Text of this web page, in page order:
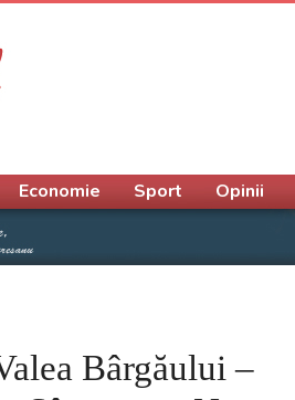
Bârgăului –
Economie Sport Opinii